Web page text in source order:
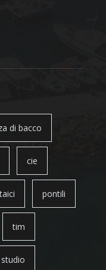
di bacco
cie
pontili
tim